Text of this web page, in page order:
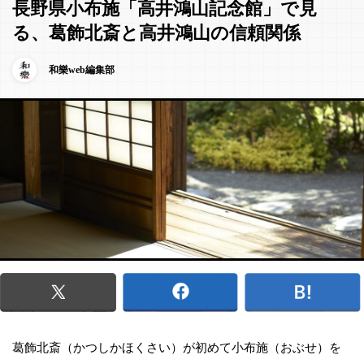
長野県小布施「高井鴻山記念館」で見
る、葛飾北斎と高井鴻山の信頼関係
和樂web編集部
葛飾北斎（かつしかほくさい）が初めて小布施（おぶせ）を